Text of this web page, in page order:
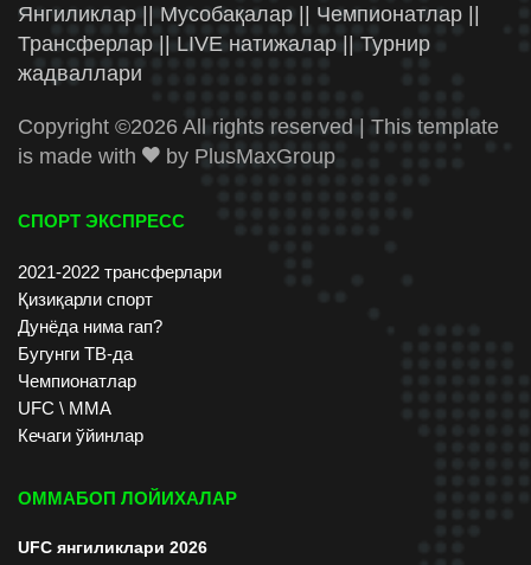
Янгиликлар || Мусобақалар || Чемпионатлар ||
Трансферлар || LIVE натижалар || Турнир
жадваллари
Copyright ©2026 All rights reserved | This template
is made with
by PlusMaxGroup
СПОРТ ЭКСПРЕСС
2021-2022 трансферлари
Қизиқарли спорт
Дунёда нима гап?
Бугунги ТВ-да
Чемпионатлар
UFC \ ММА
Кечаги ўйинлар
ОММАБОП ЛОЙИХАЛАР
UFC янгиликлари 2026